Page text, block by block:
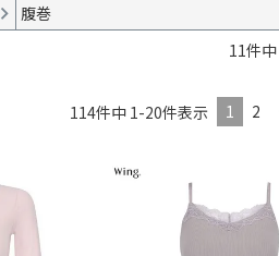
腹巻
11件中
114件中 1-20件表示 1 2